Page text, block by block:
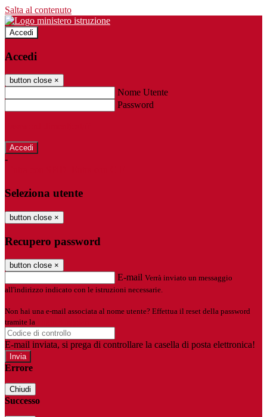
Salta al contenuto
Accedi
Accedi
button close ×
Nome Utente
Password
-
Seleziona utente
button close ×
Recupero password
button close ×
E-mail Verrà inviato un messaggio
all'indirizzo indicato con le istruzioni necessarie.
Non hai una e-mail associata al nome utente? Effettua il reset della password
tramite la
E-mail inviata, si prega di controllare la casella di posta elettronica!
Errore
Chiudi
Successo